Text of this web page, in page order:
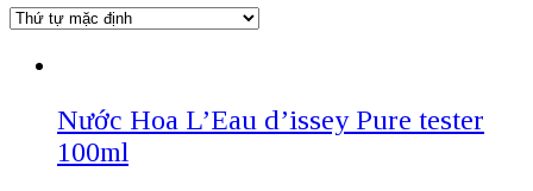
Nước Hoa L’Eau d’issey Pure tester
100ml